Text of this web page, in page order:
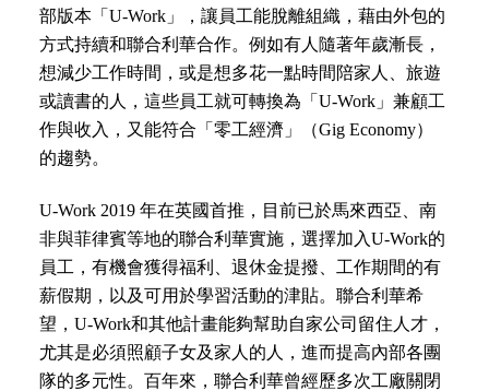
部版本「U-Work」，讓員工能脫離組織，藉由外包的
方式持續和聯合利華合作。例如有人隨著年歲漸長，
想減少工作時間，或是想多花一點時間陪家人、旅遊
或讀書的人，這些員工就可轉換為「U-Work」兼顧工
作與收入，又能符合「零工經濟」（Gig Economy）
的趨勢。
U-Work 2019 年在英國首推，目前已於馬來西亞、南
非與菲律賓等地的聯合利華實施， 選擇加入U-Work的
員工，有機會獲得福利、退休金提撥、工作期間的有
薪假期，以及可用於學習活動的津貼。 聯合利華希
望， U-Work和其他計畫能夠幫助自家公司留住人才，
尤其是必須照顧子女及家人的人，進而提高內部各團
隊的多元性。百年來，聯合利華曾經歷多次工廠關閉